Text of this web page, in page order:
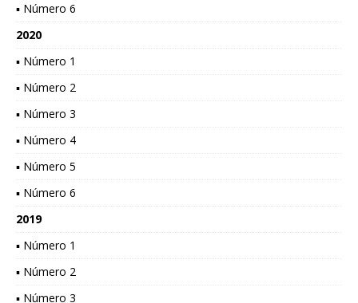
▪ Número 6
2020
▪ Número 1
▪ Número 2
▪ Número 3
▪ Número 4
▪ Número 5
▪ Número 6
2019
▪ Número 1
▪ Número 2
▪ Número 3